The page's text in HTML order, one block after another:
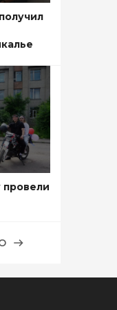
провели